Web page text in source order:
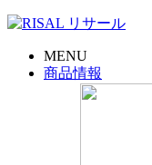
MENU
商品情報